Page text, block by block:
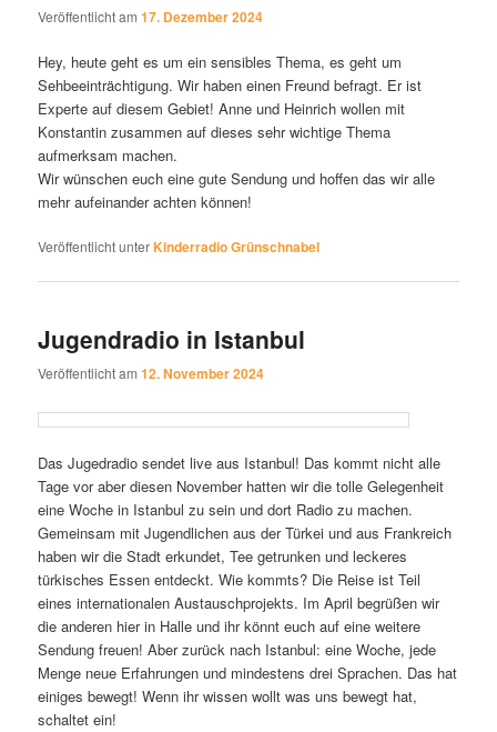
Veröffentlicht am17. Dezember 2024
Hey, heute geht es um ein sensibles Thema, es geht um
Sehbeeinträchtigung. Wir haben einen Freund befragt. Er ist
Experte auf diesem Gebiet! Anne und Heinrich wollen mit
Konstantin zusammen auf dieses sehr wichtige Thema
aufmerksam machen.
Wir wünschen euch eine gute Sendung und hoffen das wir alle
mehr aufeinander achten können!
Veröffentlicht unterKinderradio Grünschnabel
Jugendradio in Istanbul
Veröffentlicht am12. November 2024
Das Jugedradio sendet live aus Istanbul! Das kommt nicht alle
Tage vor aber diesen November hatten wir die tolle Gelegenheit
eine Woche in Istanbul zu sein und dort Radio zu machen.
Gemeinsam mit Jugendlichen aus der Türkei und aus Frankreich
haben wir die Stadt erkundet, Tee getrunken und leckeres
türkisches Essen entdeckt. Wie kommts? Die Reise ist Teil
eines internationalen Austauschprojekts. Im April begrüßen wir
die anderen hier in Halle und ihr könnt euch auf eine weitere
Sendung freuen! Aber zurück nach Istanbul: eine Woche, jede
Menge neue Erfahrungen und mindestens drei Sprachen. Das hat
einiges bewegt! Wenn ihr wissen wollt was uns bewegt hat,
schaltet ein!